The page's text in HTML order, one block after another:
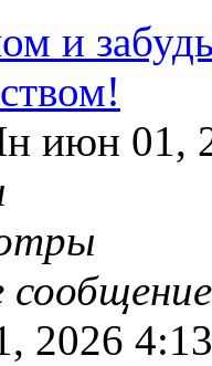
и
июн 01,
2026